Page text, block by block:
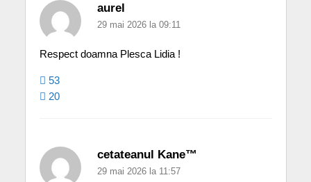
aurel
29 mai 2026 la 09:11
Respect doamna Plesca Lidia !
53
20
cetateanul Kane™
29 mai 2026 la 11:57